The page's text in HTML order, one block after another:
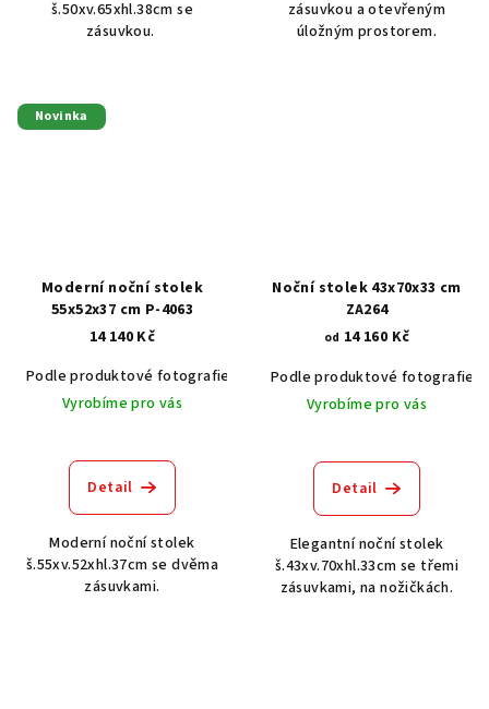
š.50xv.65xhl.38cm se
zásuvkou.
zásuvkou a otevřeným
úložným prostorem.
Novinka
Moderní noční stolek
55x52x37 cm P-4063
14 140 Kč
Podle produktové fotografie
Akát vintage BT1551
Dub světlý
Vyrobíme pro vás
Detail
Moderní noční stolek
š.55xv.52xhl.37cm se dvěma
zásuvkami.
Noční stolek 43x70x33 cm
ZA264
od 14 160 Kč
Podle produktové fotografie
Vyrobíme pro vás
Detail
Elegantní noční stolek
š.43xv.70xhl.33cm se třemi
zásuvkami, na nožičkách.